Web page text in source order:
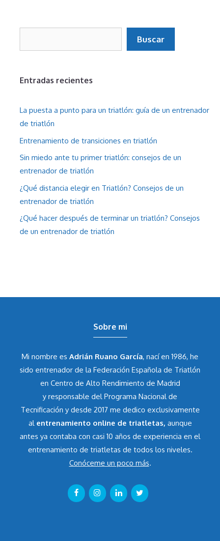
Buscar
Entradas recientes
La puesta a punto para un triatlón: guía de un entrenador
de triatlón
Entrenamiento de transiciones en triatlón
Sin miedo ante tu primer triatlón: consejos de un
entrenador de triatlón
¿Qué distancia elegir en Triatlón? Consejos de un
entrenador de triatlón
¿Qué hacer después de terminar un triatlón? Consejos
de un entrenador de triatlón
Sobre mi
Mi nombre es Adrián Ruano García, nací en 1986, he
sido entrenador de la Federación Española de Triatlón
en Centro de Alto Rendimiento de Madrid
y responsable del Programa Nacional de
Tecnificación y desde 2017 me dedico exclusivamente
al entrenamiento online de triatletas, aunque
antes ya contaba con casi 10 años de experiencia en el
entrenamiento de triatletas de todos los niveles.
Conóceme un poco más.